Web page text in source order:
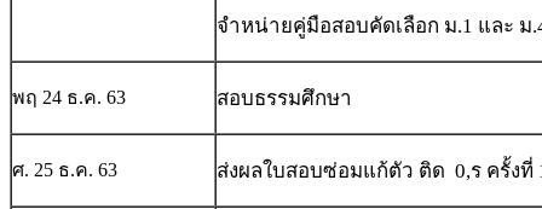
จำหน่ายคู่มือสอบคัดเลือก ม.1 และ ม
พฤ 24 ธ.ค. 63 สอบธรรมศึกษา
ศ. 25 ธ.ค. 63 ส่งผลใบสอบซ่อมแก้ตัว ติด 0,ร ครั้งที่